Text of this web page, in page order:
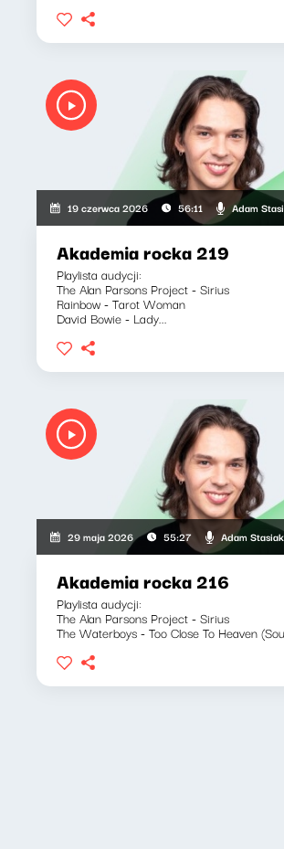
19 czerwca 2026 56:11 Adam
Akademia rocka 219
Playlista audycji:
The Alan Parsons Project - Sirius
Rainbow - Tarot Woman
David Bowie - Lady...
29 maja 2026 55:27 Adam Stasiak
Akademia rocka 216
Playlista audycji:
The Alan Parsons Project - Sirius
The Waterboys - Too Close To Heaven